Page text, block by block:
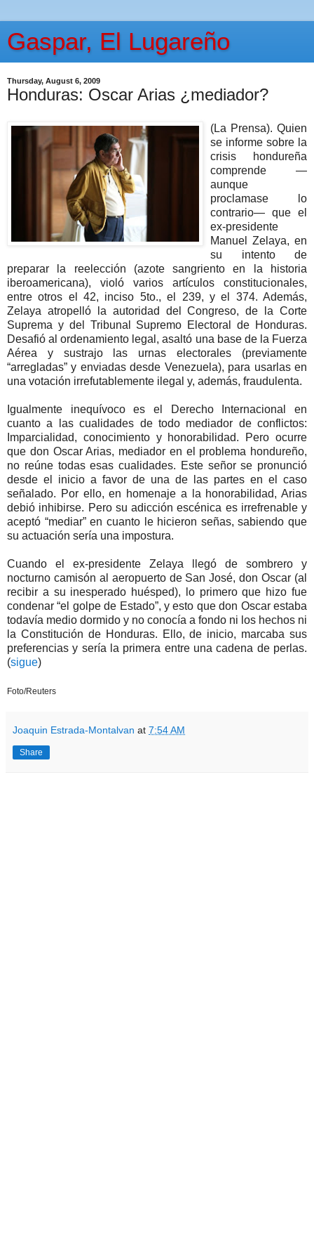
Gaspar, El Lugareño
Thursday, August 6, 2009
Honduras: Oscar Arias ¿mediador?
(La Prensa). Quien
se informe sobre la
crisis hondureña
comprende —
aunque
proclamase lo
contrario— que el
ex-presidente
Manuel Zelaya, en
su intento de
preparar la reelección (azote sangriento en la historia
iberoamericana), violó varios artículos constitucionales,
entre otros el 42, inciso 5to., el 239, y el 374. Además,
Zelaya atropelló la autoridad del Congreso, de la Corte
Suprema y del Tribunal Supremo Electoral de Honduras.
Desafió al ordenamiento legal, asaltó una base de la Fuerza
Aérea y sustrajo las urnas electorales (previamente
“arregladas” y enviadas desde Venezuela), para usarlas en
una votación irrefutablemente ilegal y, además, fraudulenta.
Igualmente inequívoco es el Derecho Internacional en
cuanto a las cualidades de todo mediador de conflictos:
Imparcialidad, conocimiento y honorabilidad. Pero ocurre
que don Oscar Arias, mediador en el problema hondureño,
no reúne todas esas cualidades. Este señor se pronunció
desde el inicio a favor de una de las partes en el caso
señalado. Por ello, en homenaje a la honorabilidad, Arias
debió inhibirse. Pero su adicción escénica es irrefrenable y
aceptó “mediar” en cuanto le hicieron señas, sabiendo que
su actuación sería una impostura.
Cuando el ex-presidente Zelaya llegó de sombrero y
nocturno camisón al aeropuerto de San José, don Oscar (al
recibir a su inesperado huésped), lo primero que hizo fue
condenar “el golpe de Estado”, y esto que don Oscar estaba
todavía medio dormido y no conocía a fondo ni los hechos ni
la Constitución de Honduras. Ello, de inicio, marcaba sus
preferencias y sería la primera entre una cadena de perlas.
(sigue)
Foto/Reuters
Joaquin Estrada-Montalvan at 7:54 AM
Share